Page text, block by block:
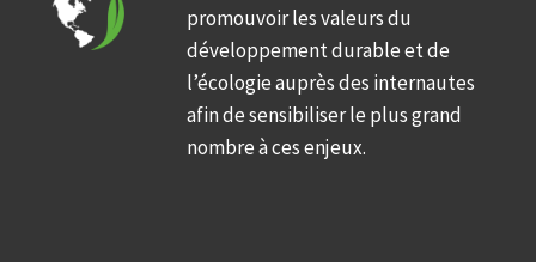
promouvoir les valeurs du
développement durable et de
l’écologie auprès des internautes
afin de sensibiliser le plus grand
nombre à ces enjeux.